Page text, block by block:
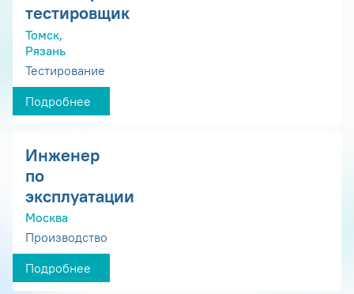
тестировщик
Томск,
Рязань
Тестирование
Подробнее
Инженер
по
эксплуатации
Москва
Производство
Подробнее